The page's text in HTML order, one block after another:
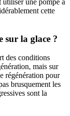
cette
sur la glace ?
des conditions
mais sur
régénération pour
brusquement les
sont la